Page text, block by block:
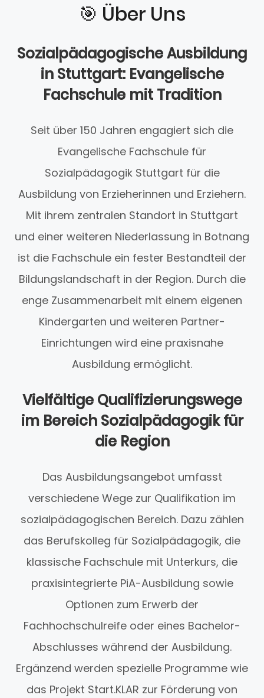
🎯️ Über Uns
Sozialpädagogische Ausbildung
in Stuttgart: Evangelische
Fachschule mit Tradition
Seit über 150 Jahren engagiert sich die
Evangelische Fachschule für
Sozialpädagogik Stuttgart für die
Ausbildung von Erzieherinnen und Erziehern.
Mit ihrem zentralen Standort in Stuttgart
und einer weiteren Niederlassung in Botnang
ist die Fachschule ein fester Bestandteil der
Bildungslandschaft in der Region. Durch die
enge Zusammenarbeit mit einem eigenen
Kindergarten und weiteren Partner-
Einrichtungen wird eine praxisnahe
Ausbildung ermöglicht.
Vielfältige Qualifizierungswege
im Bereich Sozialpädagogik für
die Region
Das Ausbildungsangebot umfasst
verschiedene Wege zur Qualifikation im
sozialpädagogischen Bereich. Dazu zählen
das Berufskolleg für Sozialpädagogik, die
klassische Fachschule mit Unterkurs, die
praxisintegrierte PiA-Ausbildung sowie
Optionen zum Erwerb der
Fachhochschulreife oder eines Bachelor-
Abschlusses während der Ausbildung.
Ergänzend werden spezielle Programme wie
das Projekt Start.KLAR zur Förderung von